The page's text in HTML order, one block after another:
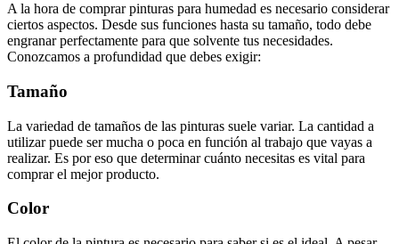
A la hora de comprar pinturas para humedad es necesario considerar
ciertos aspectos. Desde sus funciones hasta su tamaño, todo debe
engranar perfectamente para que solvente tus necesidades.
Conozcamos a profundidad que debes exigir:
Tamaño
La variedad de tamaños de las pinturas suele variar. La cantidad a
utilizar puede ser mucha o poca en función al trabajo que vayas a
realizar. Es por eso que determinar cuánto necesitas es vital para
comprar el mejor producto.
Color